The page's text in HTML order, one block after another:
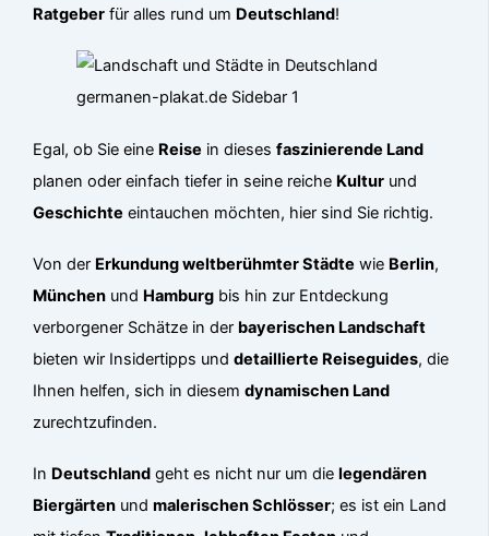
Ratgeber für alles rund um Deutschland!
Egal, ob Sie eine Reise in diesesfaszinierende Land
planen oder einfach tiefer in seine reiche Kultur und
Geschichte eintauchen möchten, hier sind Sie richtig.
Von der Erkundung weltberühmter Städte wie Berlin,
München und Hamburg bis hin zur Entdeckung
verborgener Schätze in der bayerischen Landschaft
bieten wir Insidertipps unddetaillierte Reiseguides, die
Ihnen helfen, sich in diesemdynamischen Land
zurechtzufinden.
In Deutschland geht es nicht nur um dielegendären
Biergärten undmalerischen Schlösser; es ist ein Land